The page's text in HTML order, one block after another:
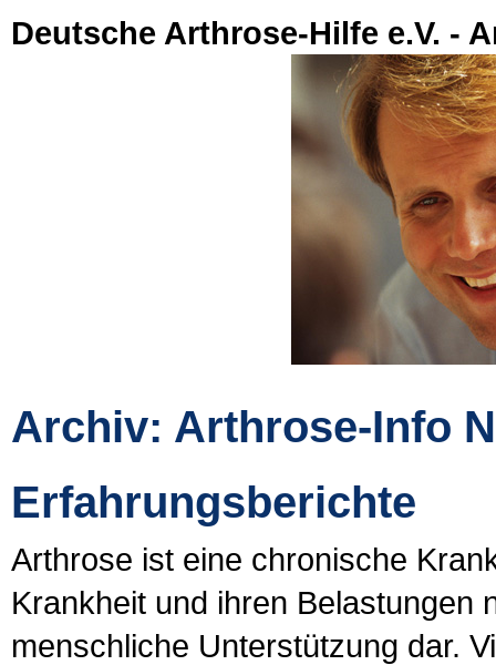
Deutsche Arthrose-Hilfe e.V. -
Archiv: Arthrose-Info
Erfahrungsberichte
Arthrose ist eine chronische
Krankheit und ihren Belastungen
menschliche Unterstützung dar.